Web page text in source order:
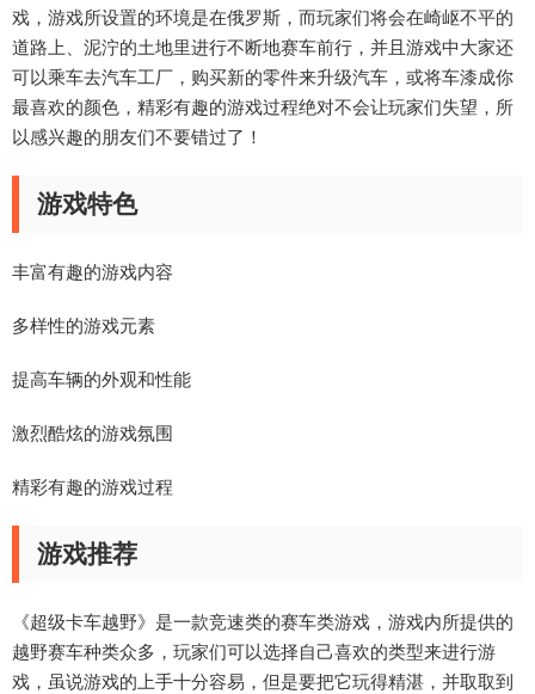
戏，游戏所设置的环境是在俄罗斯，而玩家们将会在崎岖不平的
道路上、泥泞的土地里进行不断地赛车前行，并且游戏中大家还
可以乘车去汽车工厂，购买新的零件来升级汽车，或将车漆成你
最喜欢的颜色，精彩有趣的游戏过程绝对不会让玩家们失望，所
以感兴趣的朋友们不要错过了！
游戏特色
丰富有趣的游戏内容
多样性的游戏元素
提高车辆的外观和性能
激烈酷炫的游戏氛围
精彩有趣的游戏过程
游戏推荐
《超级卡车越野》是一款竞速类的赛车类游戏，游戏内所提供的
越野赛车种类众多，玩家们可以选择自己喜欢的类型来进行游
戏，虽说游戏的上手十分容易，但是要把它玩得精湛，并取取到